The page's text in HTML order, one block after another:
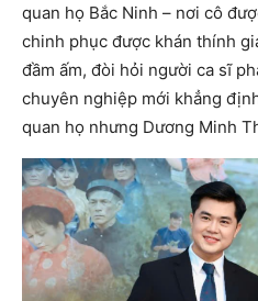
quan họ Bắc Ninh – nơi cô
chinh phục được khán thính
đầm ấm, đòi hỏi người ca sĩ
chuyên nghiệp mới khẳng
quan họ nhưng Dương Minh